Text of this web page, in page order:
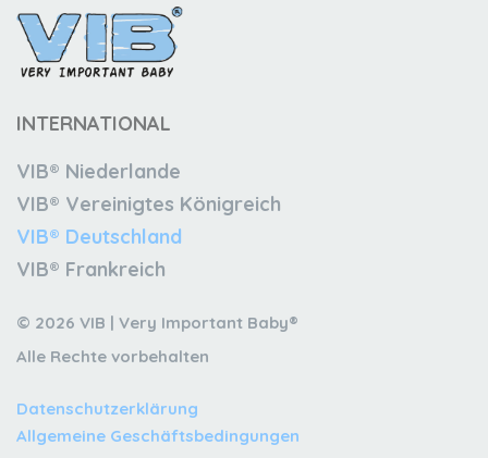
INTERNATIONAL
VIB® Niederlande
VIB® Vereinigtes Königreich
VIB® Deutschland
VIB® Frankreich
© 2026 VIB | Very Important Baby®
Alle Rechte vorbehalten
Datenschutzerklärung
Allgemeine Geschäftsbedingungen